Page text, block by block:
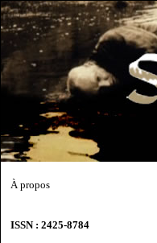
À propos
ISSN : 2425-8784